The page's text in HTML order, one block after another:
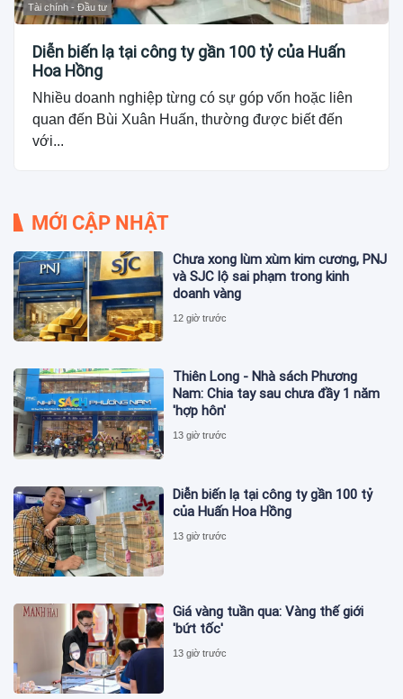
Tài chính - Đầu tư
Diễn biến lạ tại công ty gần 100 tỷ của Huấn
Hoa Hồng
Nhiều doanh nghiệp từng có sự góp vốn hoặc liên
quan đến Bùi Xuân Huấn, thường được biết đến
với...
MỚI CẬP NHẬT
Chưa xong lùm xùm kim cương, PNJ
và SJC lộ sai phạm trong kinh
doanh vàng
12 giờ trước
Thiên Long - Nhà sách Phương
Nam: Chia tay sau chưa đầy 1 năm
'hợp hôn'
13 giờ trước
Diễn biến lạ tại công ty gần 100 tỷ
của Huấn Hoa Hồng
13 giờ trước
Giá vàng tuần qua: Vàng thế giới
'bứt tốc'
13 giờ trước